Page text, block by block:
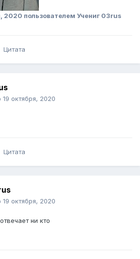
2020 пользователем Учениг 03rus
Цитата
19 октября, 2020
Цитата
19 октября, 2020
ни кто